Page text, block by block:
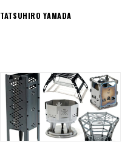
TATSUHIRO YAMADA